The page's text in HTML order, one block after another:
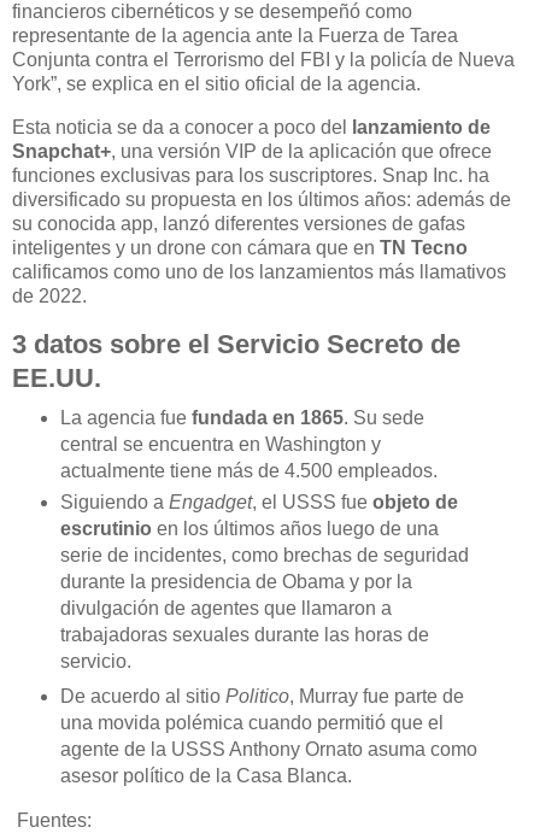
financieros cibernéticos y se desempeñó como
representante de la agencia ante la Fuerza de Tarea
Conjunta contra el Terrorismo del FBI y la policía de Nueva
York”, se explica en el sitio oficial de la agencia.
Esta noticia se da a conocer a poco del
lanzamiento de
Snapchat+, una versión VIP de la aplicación que ofrece
funciones exclusivas para los suscriptores. Snap Inc. ha
diversificado su propuesta en los últimos años: además de
su conocida app, lanzó diferentes versiones de gafas
inteligentes y un drone con cámara que en TN Tecno
calificamos como uno de los lanzamientos más llamativos
de 2022.
3 datos sobre el Servicio Secreto de
EE.UU.
La agencia fue fundada en 1865. Su sede
central se encuentra en Washington y
actualmente tiene más de 4.500 empleados.
Siguiendo a Engadget, el USSS fue objeto de
escrutinio en los últimos años luego de una
serie de incidentes, como brechas de seguridad
durante la presidencia de Obama y por la
divulgación de agentes que llamaron a
trabajadoras sexuales durante las horas de
servicio.
De acuerdo al sitio Politico, Murray fue parte de
una movida polémica cuando permitió que el
agente de la USSS Anthony Ornato asuma como
asesor político de la Casa Blanca.
Fuentes: